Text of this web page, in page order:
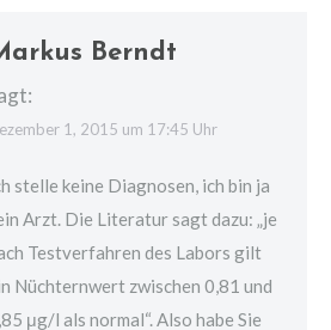
Berndt
1, 2015 um 17:45 Uhr
stelle keine Diagnosen, ich bin ja
Arzt. Die Literatur sagt dazu: „je
Testverfahren des Labors gilt
Nüchternwert zwischen 0,81 und
μg/l als normal“. Also habe Sie